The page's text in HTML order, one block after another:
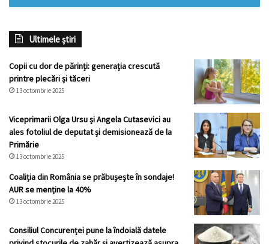
Ultimele știri
Copii cu dor de părinți: generația crescută
printre plecări și tăceri
13 octombrie 2025
Viceprimarii Olga Ursu și Angela Cutasevici au
ales fotoliul de deputat și demisionează de la
Primărie
13 octombrie 2025
Coaliția din România se prăbușește în sondaje!
AUR se menține la 40%
13 octombrie 2025
Consiliul Concurenței pune la îndoială datele